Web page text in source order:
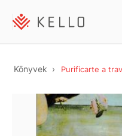
Könyvek Purificarte a